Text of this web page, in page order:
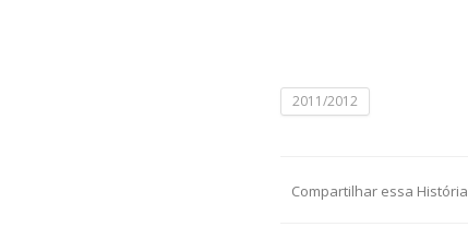
2011/2012
Compartilhar essa História